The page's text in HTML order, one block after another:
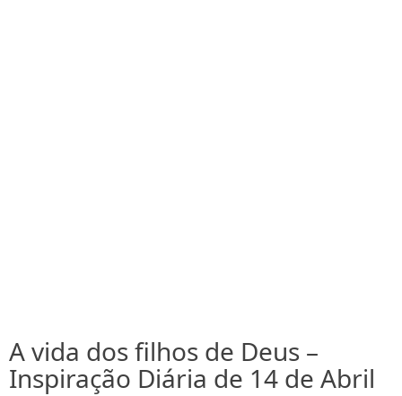
A vida dos filhos de Deus –
Inspiração Diária de 14 de Abril